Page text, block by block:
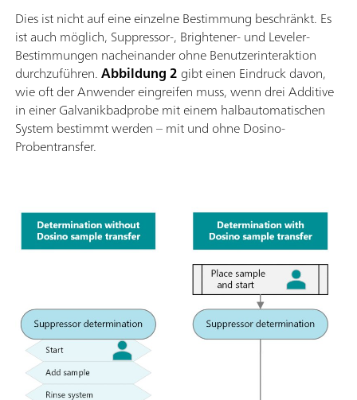
Dies ist nicht auf eine einzelne Bestimmung beschränkt. Es
ist auch möglich, Suppressor-, Brightener- und Leveler-
Bestimmungen nacheinander ohne Benutzerinteraktion
durchzuführen.Abbildung 2gibt einen Eindruck davon,
wie oft der Anwender eingreifen muss, wenn drei Additive
in einer Galvanikbadprobe mit einem halbautomatischen
System bestimmt werden – mit und ohne Dosino-
Probentransfer.